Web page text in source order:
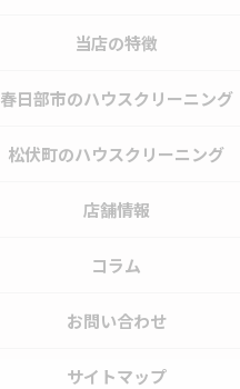
当店の特徴
春日部市のハウスクリーニング
松伏町のハウスクリーニング
店舗情報
コラム
お問い合わせ
サイトマップ